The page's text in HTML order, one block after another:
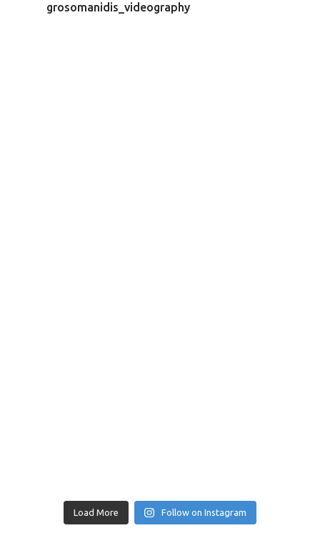
grosomanidis_videography
Load More Follow on Instagram